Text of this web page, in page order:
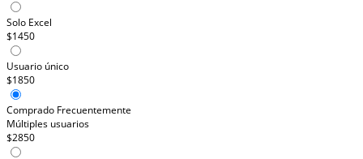
Solo Excel
$1450
Usuario único
$1850
Comprado Frecuentemente
Múltiples usuarios
$2850